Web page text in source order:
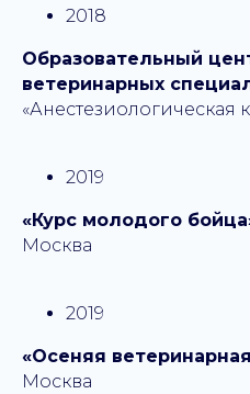
2018
Образовательный
ветеринарных
2019
«Курс молодого
Москва
2019
«Осеняя
Москва